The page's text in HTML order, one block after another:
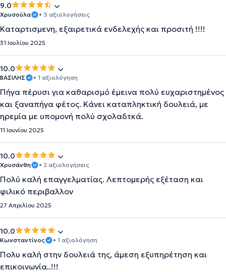
9.0
Χρυσούλα • 3 αξιολογήσεις
Καταρτισμενη, εξαιρετικά ενδελεχής και προσιτή !!!!
31 Ιουλίου 2025
10.0
ΒΑΣΙΛΗΣ • 1 αξιολόγηση
Πήγα πέρυσι για καθαρισμό έμεινα πολύ ευχαριστημένος
και ξαναπήγα φέτος. Κάνει καταπληκτική δουλειά, με
ηρεμία με υπομονή πολύ σχολαδτκά.
11 Ιουνίου 2025
10.0
Χρυσάνθη • 2 αξιολογήσεις
Πολύ καλή επαγγελματίας. Λεπτομερής εξέταση και
φιλικό περιβαλλον
27 Απριλίου 2025
10.0
Κωνσταντίνος • 1 αξιολόγηση
Πολυ καλή στην δουλειά της, άμεση εξυπηρέτηση και
επικοινωνία..!!!